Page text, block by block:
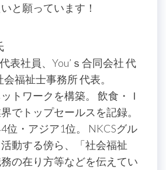
と願っています！
表社員、You’ｓ合同会社 代
会福祉士事務所 代表。
トワークを構築。 飲食・Ｉ
でトップセールスを記録。
位・アジア1位。 NKCSグル
動する傍ら、「社会福祉
の在り方等などを伝えてい